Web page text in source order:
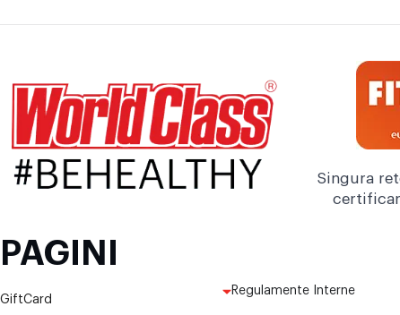
Singura
PAGINI
GiftCard
Regulamente Interne